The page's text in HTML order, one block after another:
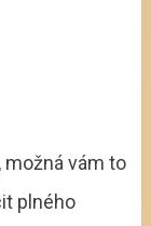
možná vám to
plného